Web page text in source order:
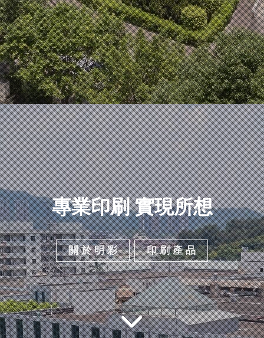
專業印刷 實現所想
關 於 明 彩 印 刷 產 品